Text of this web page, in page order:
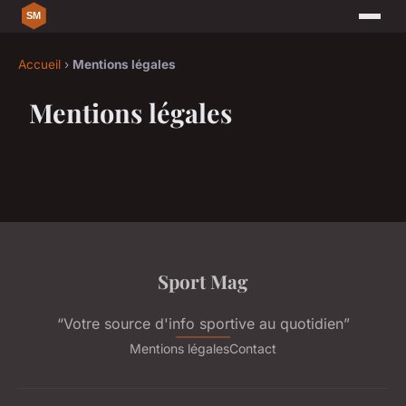
Accueil › Mentions légales
Mentions légales
Sport Mag
“Votre source d'info sportive au quotidien”
Mentions légalesContact